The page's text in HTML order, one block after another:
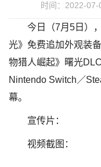
时间：2022-
今日（7月5日）
光》免费追加外观装
物猎人崛起》曙光
Nintendo Switch／
幕。
宣传片：
视频截图：